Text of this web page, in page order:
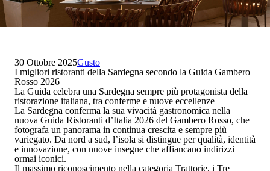
30 Ottobre 2025Gusto
I migliori ristoranti della Sardegna secondo la Guida Gambero
Rosso 2026
La Guida celebra una Sardegna sempre più protagonista della
ristorazione italiana, tra conferme e nuove eccellenze
La Sardegna conferma la sua vivacità gastronomica nella
nuova Guida Ristoranti d’Italia 2026 del Gambero Rosso, che
fotografa un panorama in continua crescita e sempre più
variegato. Da nord a sud, l’isola si distingue per qualità, identità
e innovazione, con nuove insegne che affiancano indirizzi
ormai iconici.
Il massimo riconoscimento nella categoria Trattorie, i Tre